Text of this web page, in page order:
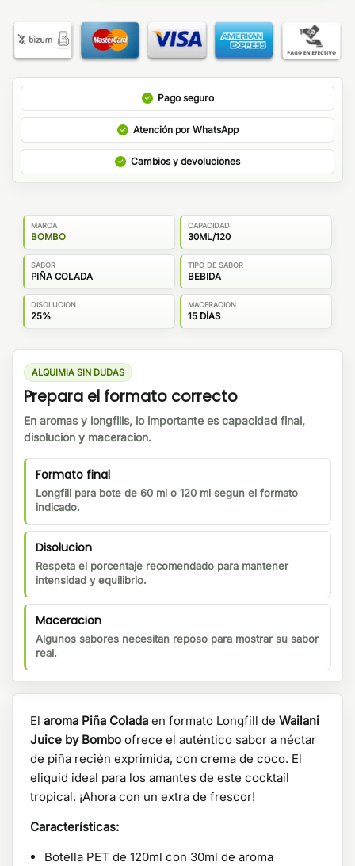
Pago seguro
Atención por WhatsApp
Cambios y devoluciones
MARCA
BOMBO
CAPACIDAD
30ML/120
SABOR
PIÑA COLADA
TIPO DE SABOR
BEBIDA
DISOLUCION
25%
MACERACION
15 DÍAS
ALQUIMIA SIN DUDAS
Prepara el formato correcto
En aromas y longfills, lo importante es capacidad final,
disolucion y maceracion.
Formato final
Longfill para bote de 60 ml o 120 ml segun el formato
indicado.
Disolucion
Respeta el porcentaje recomendado para mantener
intensidad y equilibrio.
Maceracion
Algunos sabores necesitan reposo para mostrar su sabor
real.
El aroma Piña Colada en formato Longfill de Wailani
Juice by Bombo ofrece el auténtico sabor a néctar
de piña recién exprimida, con crema de coco. El
eliquid ideal para los amantes de este cocktail
tropical. ¡Ahora con un extra de frescor!
Características:
Botella PET de 120ml con 30ml de aroma